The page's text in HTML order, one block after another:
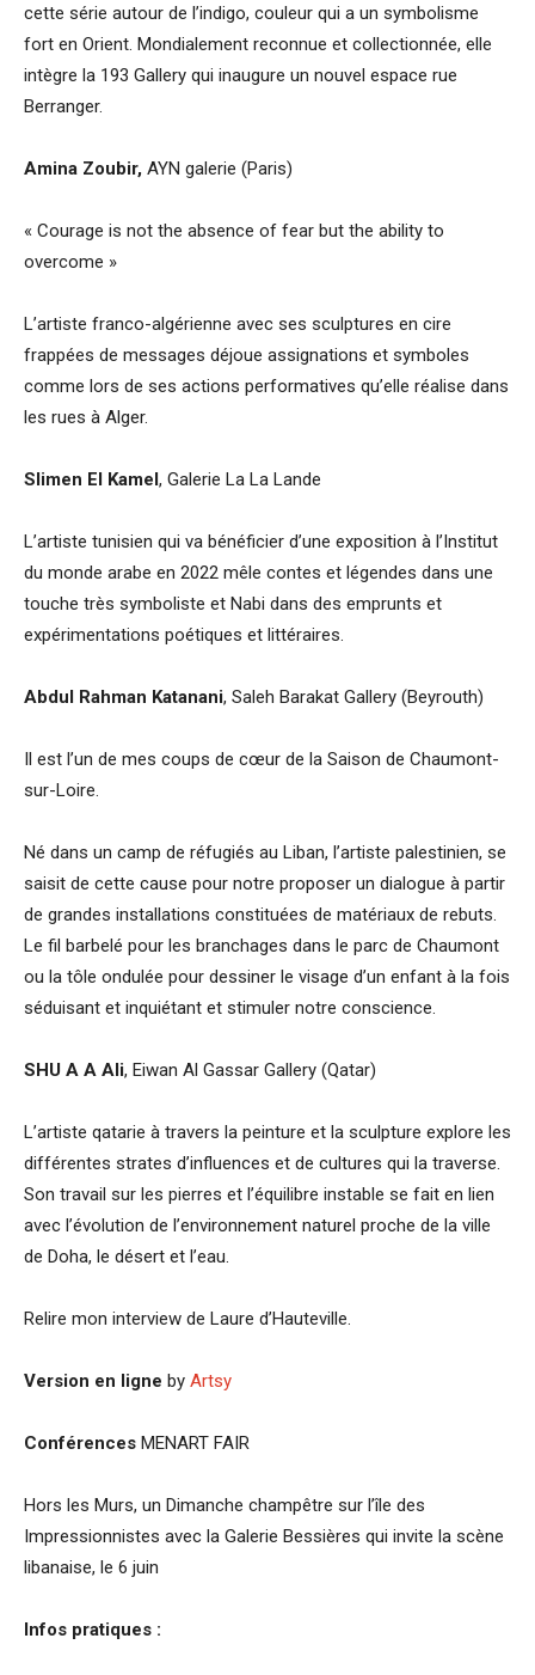
cette série autour de l’indigo, couleur qui a un symbolisme
fort en Orient. Mondialement reconnue et collectionnée, elle
intègre la 193 Gallery qui inaugure un nouvel espace rue
Berranger.
Amina Zoubir, AYN galerie (Paris)
« Courage is not the absence of fear but the ability to
overcome »
L’artiste franco-algérienne avec ses sculptures en cire
frappées de messages déjoue assignations et symboles
comme lors de ses actions performatives qu’elle réalise dans
les rues à Alger.
Slimen El Kamel , Galerie La La Lande
L’artiste tunisien qui va bénéficier d’une exposition à l’Institut
du monde arabe en 2022 mêle contes et légendes dans une
touche très symboliste et Nabi dans des emprunts et
expérimentations poétiques et littéraires.
Abdul Rahman Katanani, Saleh Barakat Gallery (Beyrouth)
Il est l’un de mes coups de cœur de la Saison de Chaumont-
sur-Loire.
Né dans un camp de réfugiés au Liban, l’artiste palestinien, se
saisit de cette cause pour notre proposer un dialogue à partir
de grandes installations constituées de matériaux de rebuts.
Le fil barbelé pour les branchages dans le parc de Chaumont
ou la tôle ondulée pour dessiner le visage d’un enfant à la fois
séduisant et inquiétant et stimuler notre conscience.
SHU A A Ali, Eiwan Al Gassar Gallery (Qatar)
L’artiste qatarie à travers la peinture et la sculpture explore les
différentes strates d’influences et de cultures qui la traverse.
Son travail sur les pierres et l’équilibre instable se fait en lien
avec l’évolution de l’environnement naturel proche de la ville
de Doha, le désert et l’eau.
Relire mon interview de Laure d’Hauteville.
Version en ligne by Artsy
Conférences MENART FAIR
Hors les Murs, un Dimanche champêtre sur l’île des
Impressionnistes avec la Galerie Bessières qui invite la scène
libanaise, le 6 juin
Infos pratiques :